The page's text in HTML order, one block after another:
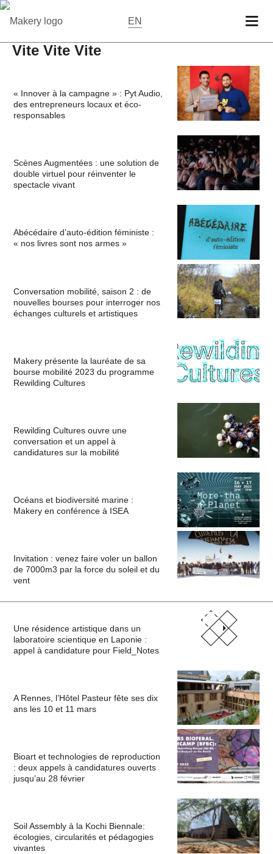
EN
Vite Vite Vite
« Innover à la campagne » : Pyt Audio,
des entrepreneurs locaux et éco-
responsables
Scènes Augmentées : une solution de
double virtuel pour réinventer le
spectacle vivant
Abécédaire d’auto-édition féministe :
« nos livres sont nos armes »
Conversation mobilité, saison 2 : de
nouvelles bourses pour interroger nos
échanges culturels et artistiques
Makery présente la lauréate de sa
bourse mobilité 2023 du programme
Rewilding Cultures
Rewilding Cultures ouvre une
conversation et un appel à
candidatures sur la mobilité
Océans et biodiversité marine :
Makery en conférence à ISEA
Invitation : venez faire voler un ballon
de 7000m3 par la force du soleil et du
vent
Une résidence artistique dans un
laboratoire scientique en Laponie :
appel à candidature pour Field_Notes
A Rennes, l’Hôtel Pasteur fête ses dix
ans les 10 et 11 mars
Bioart et technologies de reproduction
: deux appels à candidatures ouverts
jusqu’au 28 février
Soil Assembly à la Kochi Biennale:
écologies, circularités et pédagogies
vivantes